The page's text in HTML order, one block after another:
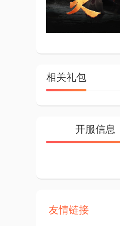
相关礼包
开服信息
友情链接